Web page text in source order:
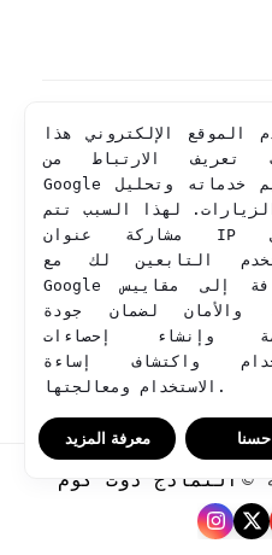
© النماذج دوت كوم
الموقع الإلكتروني هذا
تعريف الارتباط من
Google لتقديم خدماته وتحليل
لهذا السبب تتم
مشاركة عنوان IP ووكيل
التابعين لك مع
Google بالإضافة إلى مقاييس
والأمان لضمان جودة
وإنشاء إحصاءات
واكتشاف إساءة
الاستخدام ومعالجتها.
معرفة المزيد حسنا